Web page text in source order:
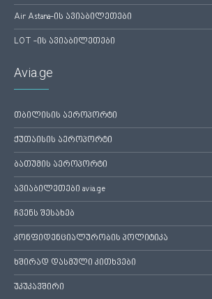
Air Astana-ის ავიაბილეთები
LOT -ის ავიაბილეთები
Avia.ge
თბილისის აეროპორტი
ქუთაისის აეროპორტი
ბათუმის აეროპორტი
ავიაბილეთები avia.ge
ჩვენს შესახებ
კონფიდენციალურობის პოლიტიკა
ხშირად დასმული კითხვები
უკუკავშირი